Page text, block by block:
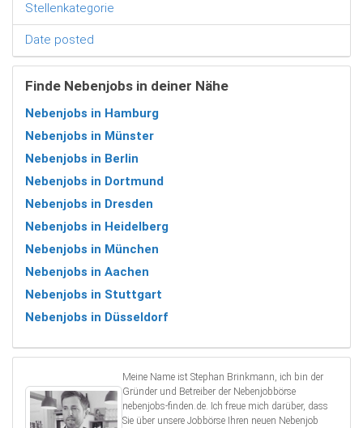
Stellenkategorie
Date posted
Finde Nebenjobs in deiner Nähe
Nebenjobs in Hamburg
Nebenjobs in Münster
Nebenjobs in Berlin
Nebenjobs in Dortmund
Nebenjobs in Dresden
Nebenjobs in Heidelberg
Nebenjobs in München
Nebenjobs in Aachen
Nebenjobs in Stuttgart
Nebenjobs in Düsseldorf
Meine Name ist Stephan Brinkmann, ich bin der
Gründer und Betreiber der Nebenjobbörse
nebenjobs-finden.de. Ich freue mich darüber, dass
Sie über unsere Jobbörse Ihren neuen Nebenjob